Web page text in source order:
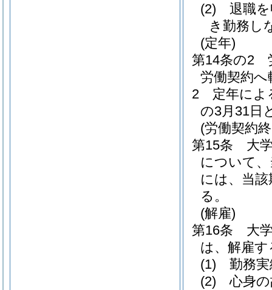
(2)
退職
き勤務し
(定年)
第14条の2
労働契約
2
定年によ
の3月31日
(労働契約
第15条
大
について
には、当
る。
(解雇)
第16条
大
は、解雇
(1)
勤務
(2)
心身